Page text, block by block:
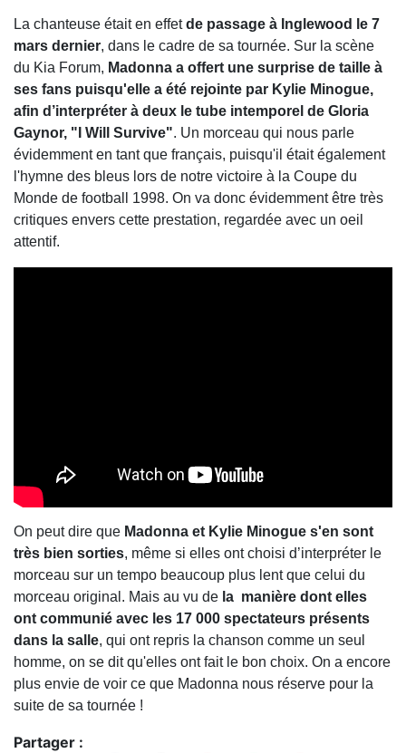
La chanteuse était en effetde passage à Inglewood le 7
mars dernier, dans le cadre de sa tournée. Sur la scène
du Kia Forum, Madonna a offert une surprise de taille à
ses fans puisqu'elle a été rejointe par Kylie Minogue,
afin d’interpréter à deux le tube intemporel de Gloria
Gaynor, "I Will Survive". Un morceau qui nous parle
évidemment en tant que français, puisqu'il était également
l'hymne des bleus lors de notre victoire à la Coupe du
Monde de football 1998. On va donc évidemment être très
critiques envers cette prestation, regardée avec un oeil
attentif.
On peut dire que Madonna et Kylie Minogue s'en sont
très bien sorties, même si elles ont choisi d’interpréter le
morceau sur un tempo beaucoup plus lent que celui du
morceau original. Mais au vu de la manière dont elles
ont communié avec les 17 000 spectateurs présents
dans la salle, qui ont repris la chanson comme un seul
homme, on se dit qu'elles ont fait le bon choix. On a encore
plus envie de voir ce que Madonna nous réserve pour la
suite de sa tournée !
Partager :